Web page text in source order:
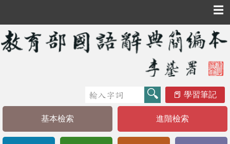
☰
學習筆記
基本檢索 進階檢索